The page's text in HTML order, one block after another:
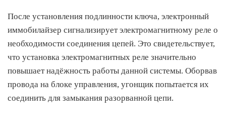
После установления подлинности ключа, электронный
иммобилайзер сигнализирует электромагнитному реле о
необходимости соединения цепей. Это свидетельствует,
что установка электромагнитных реле значительно
повышает надёжность работы данной системы. Оборвав
провода на блоке управления, угонщик попытается их
соединить для замыкания разорванной цепи.